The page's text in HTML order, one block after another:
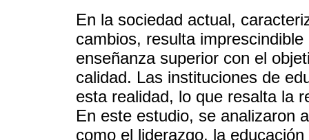
En la sociedad actual,
cambios, resulta
enseñanza superior con el
calidad. Las instituciones de
esta realidad, lo que resalta la
En este estudio, se analizaron
como el liderazgo, la